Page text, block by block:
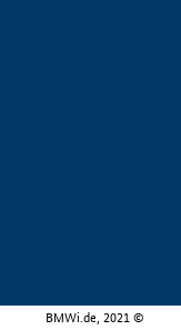
BMWi.de, 2021 ©